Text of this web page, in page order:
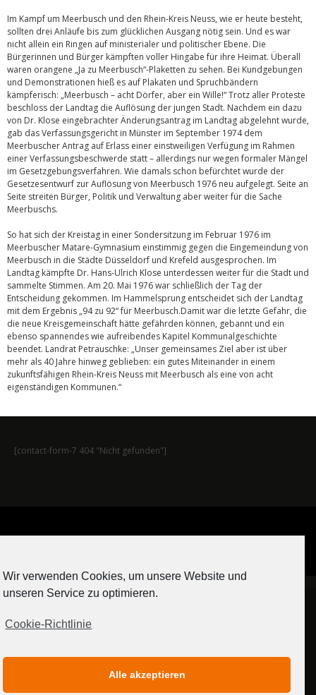
Im Kampf um Meerbusch und den Rhein-Kreis Neuss, wie er heute besteht,
sollten drei Anläufe bis zum glücklichen Ausgang nötig sein. Und es war
nicht allein ein Ringen auf ministerialer und politischer Ebene. Die
Bürgerinnen und Bürger kämpften voller Hingabe für ihre Heimat. Überall
waren orangene „Ja zu Meerbusch“-Plaketten zu sehen. Bei Kundgebungen
und Demonstrationen hieß es auf Plakaten und Spruchbändern
kämpferisch: „Meerbusch – acht Dörfer, aber ein Wille!“ Trotz aller Proteste
beschloss der Landtag die Auflösung der jungen Stadt. Nachdem ein dazu
von Dr. Klose eingebrachter Änderungsantrag im Landtag abgelehnt wurde,
gab das Verfassungsgericht in Münster im September 1974 dem
Meerbuscher Antrag auf Erlass einer einstweiligen Verfügung im Rahmen
einer Verfassungsbeschwerde statt – allerdings nur wegen formaler Mängel
im Gesetzgebungsverfahren. Wie damals schon befürchtet wurde der
Gesetzesentwurf zur Auflösung von Meerbusch 1976 neu aufgelegt. Seite an
Seite streiten Bürger, Politik und Verwaltung aber weiter für die Sache
Meerbuschs.
So hat sich der Kreistag in einer Sondersitzung im Februar 1976 im
Meerbuscher Matare-Gymnasium einstimmig gegen die Eingemeindung von
Meerbusch in die Städte Düsseldorf und Krefeld ausgesprochen. Im
Landtag kämpfte Dr. Hans-Ulrich Klose unterdessen weiter für die Stadt und
sammelte Stimmen. Am 20. Mai 1976 war schließlich der Tag der
Entscheidung gekommen. Im Hammelsprung entscheidet sich der Landtag
mit dem Ergebnis „94 zu 92“ für Meerbusch.Damit war die letzte Gefahr, die
die neue Kreisgemeinschaft hätte gefährden können, gebannt und ein
ebenso spannendes wie aufreibendes Kapitel Kommunalgeschichte
beendet. Landrat Petrauschke: „Unser gemeinsames Ziel aber ist über
mehr als 40 Jahre hinweg geblieben: ein gutes Miteinander in einem
zukunftsfähigen Rhein-Kreis Neuss mit Meerbusch als eine von acht
eigenständigen Kommunen.“
[contact-form-7 404 "Nicht gefunden"]
[contact-form-7 404 "Nicht gefunden"]
MEDIADATEN
Wir verwenden Cookies, um unsere Website und
unseren Service zu optimieren.
Cookie-Richtlinie
Alle akzeptieren